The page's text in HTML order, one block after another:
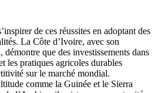
de ces réussites en adoptant des
La Côte d’Ivoire, avec son
démontre que des investissements dans
les pratiques agricoles durables
sur le marché mondial.
comme la Guinée et le Sierra